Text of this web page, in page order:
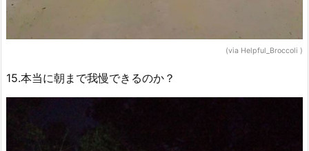
(via Helpful_Broccoli )
15.本当に朝まで我慢できるのか？